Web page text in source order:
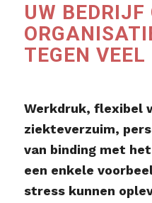
UW BEDRIJF
TEGEN
Werkdruk, flexibel
ziekteverzuim,
van binding met
een enkele
stress kunnen